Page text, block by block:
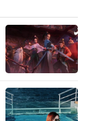
制作，“热
、集结热爱
出高品质热
打造带有中
代年轻人的